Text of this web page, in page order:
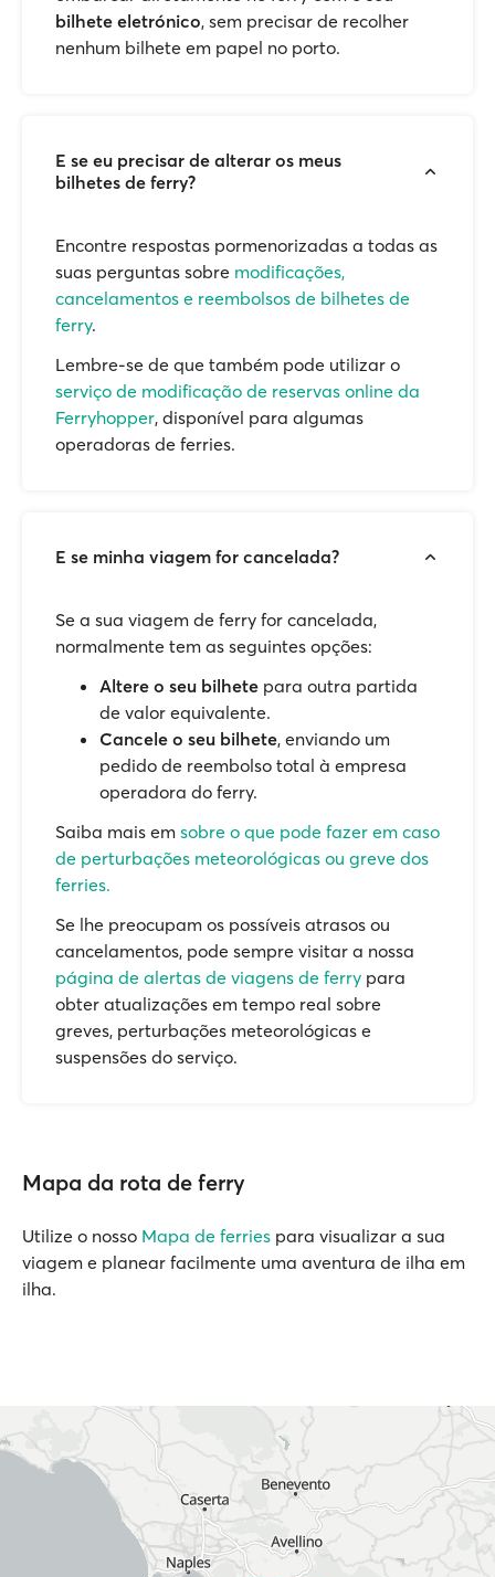
bilhete eletrónico, sem precisar de recolher
nenhum bilhete em papel no porto.
E se eu precisar de alterar os meus
bilhetes de ferry?
Encontre respostas pormenorizadas a todas as
suas perguntas sobre modificações,
cancelamentos e reembolsos de bilhetes de
ferry.
Lembre-se de que também pode utilizar o
serviço de modificação de reservas online da
Ferryhopper, disponível para algumas
operadoras de ferries.
E se minha viagem for cancelada?
Se a sua viagem de ferry for cancelada,
normalmente tem as seguintes opções:
Altere o seu bilhete para outra partida
de valor equivalente.
Cancele o seu bilhete, enviando um
pedido de reembolso total à empresa
operadora do ferry.
Saiba mais em sobre o que pode fazer em caso
de perturbações meteorológicas ou greve dos
ferries.
Se lhe preocupam os possíveis atrasos ou
cancelamentos, pode sempre visitar a nossa
página de alertas de viagens de ferry para
obter atualizações em tempo real sobre
greves, perturbações meteorológicas e
suspensões do serviço.
Mapa da rota de ferry
Utilize o nosso Mapa de ferries para visualizar a sua
viagem e planear facilmente uma aventura de ilha em
ilha.